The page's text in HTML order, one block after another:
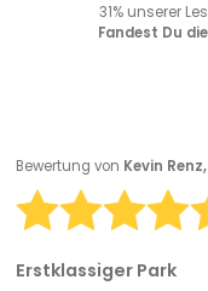
31% unserer
Fandest Du
Bewertung von Kevin Renz,
Erstklassiger Park